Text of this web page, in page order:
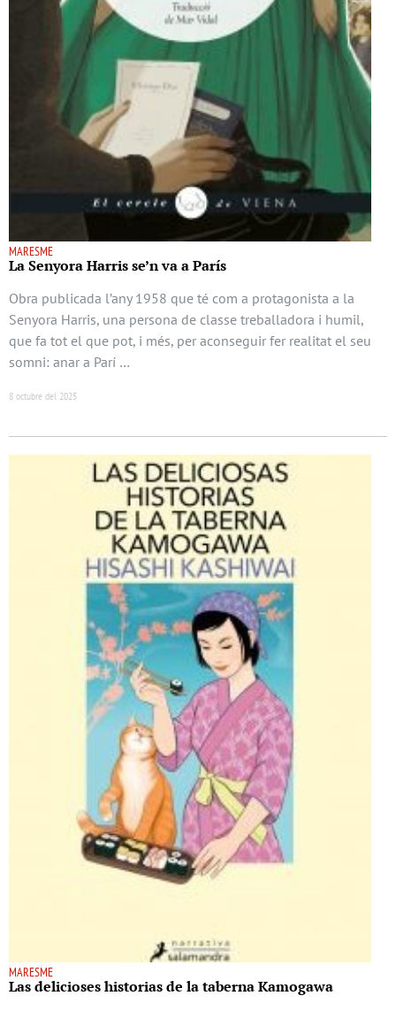
MARESME
La Senyora Harris se’n va a París
Obra publicada l’any 1958 que té com a protagonista a la
Senyora Harris, una persona de classe treballadora i humil,
que fa tot el que pot, i més, per aconseguir fer realitat el seu
somni: anar a Parí …
8 octubre del 2025
MARESME
Las delicioses historias de la taberna Kamogawa